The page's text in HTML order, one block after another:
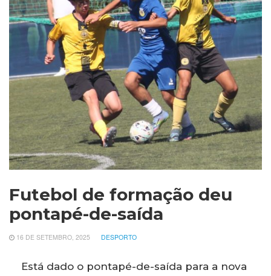
Futebol de formação deu
pontapé-de-saída
16 DE SETEMBRO, 2025 DESPORTO
Está dado o pontapé-de-saída para a nova